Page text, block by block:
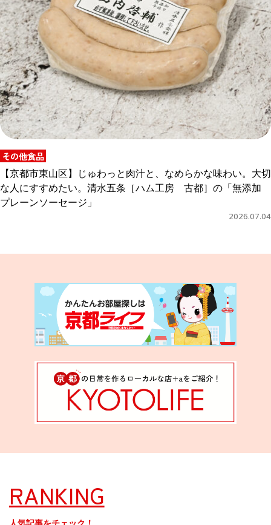
その他食品
【京都市東山区】じゅわっと肉汁と、なめらかな味わい。大切
な人にすすめたい。清水五条［ハム工房 古都］の「無添加
プレーンソーセージ」
2026.07.04
RANKING